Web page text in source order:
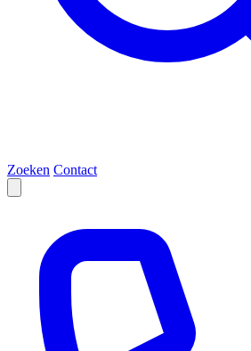
Zoeken Contact